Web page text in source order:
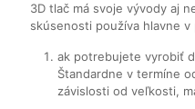
3D tlač má svoje vývody aj
skúsenosti používa hlavne v
ak potrebujete vyrobiť
Štandardne v termíne
závislosti od veľkosti,